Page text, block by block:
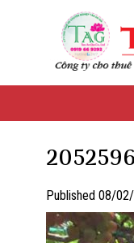
Published 08/